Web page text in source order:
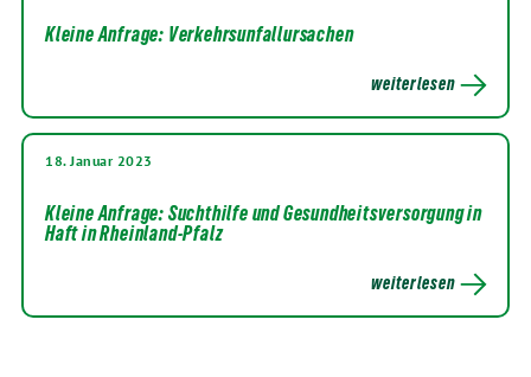
Kleine Anfrage: Verkehrsunfallursachen
weiterlesen
18. Januar 2023
Kleine Anfrage: Suchthilfe und Gesundheitsversorgung in
Haft in Rheinland-Pfalz
weiterlesen